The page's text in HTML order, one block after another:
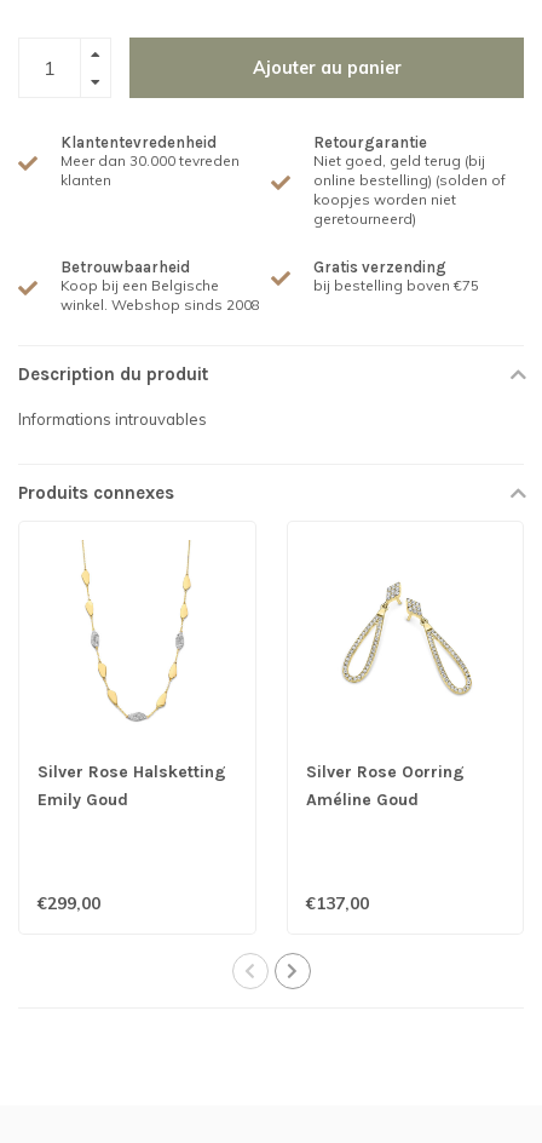
Ajouter au panier
Klantentevredenheid
Meer dan 30.000 tevreden
klanten
Retourgarantie
Niet goed, geld terug (bij
online bestelling) (solden of
koopjes worden niet
geretourneerd)
Betrouwbaarheid
Koop bij een Belgische
winkel. Webshop sinds 2008
Gratis verzending
bij bestelling boven €75
Description du produit
Informations introuvables
Produits connexes
Silver Rose Halsketting
Emily Goud
€299,00
Silver Rose Oorring
Améline Goud
€137,00